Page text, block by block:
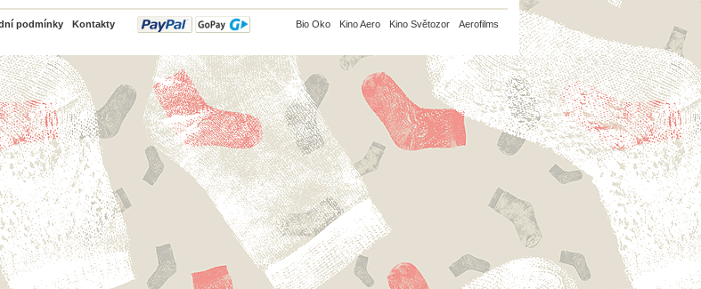
podmínky Kontakty Bio Oko Kino Aero Kino Světozor Aerofilms